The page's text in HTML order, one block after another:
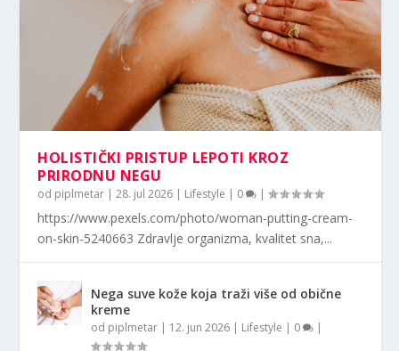
HOLISTIČKI PRISTUP LEPOTI KROZ
PRIRODNU NEGU
od piplmetar |28. jul 2026 | Lifestyle | 0 |
https://www.pexels.com/photo/woman-putting-cream-
on-skin-5240663 Zdravlje organizma, kvalitet sna,...
Nega suve kože koja traži više od obične
kreme
od piplmetar | 12. jun 2026 | Lifestyle | 0 |